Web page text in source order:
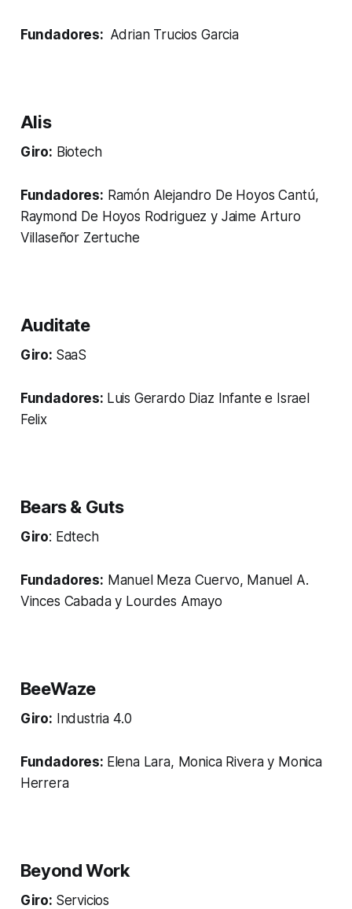
Fundadores: Adrian Trucios Garcia
Alis
Giro: Biotech
Fundadores: Ramón Alejandro De Hoyos Cantú,
Raymond De Hoyos Rodriguez y Jaime Arturo
Villaseñor Zertuche
Auditate
Giro: SaaS
Fundadores: Luis Gerardo Diaz Infante e Israel
Felix
Bears & Guts
Giro: Edtech
Fundadores: Manuel Meza Cuervo, Manuel A.
Vinces Cabada y Lourdes Amayo
BeeWaze
Giro: Industria 4.0
Fundadores: Elena Lara, Monica Rivera y Monica
Herrera
Beyond Work
Giro: Servicios